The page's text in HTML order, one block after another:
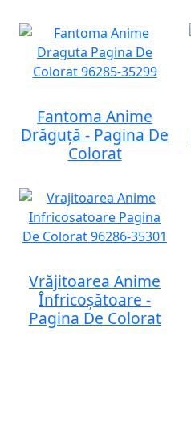
Fantoma Anime
Drăguță - Pagina De
Colorat
Vrăjitoarea Anime
Înfricoșătoare -
Pagina De Colorat